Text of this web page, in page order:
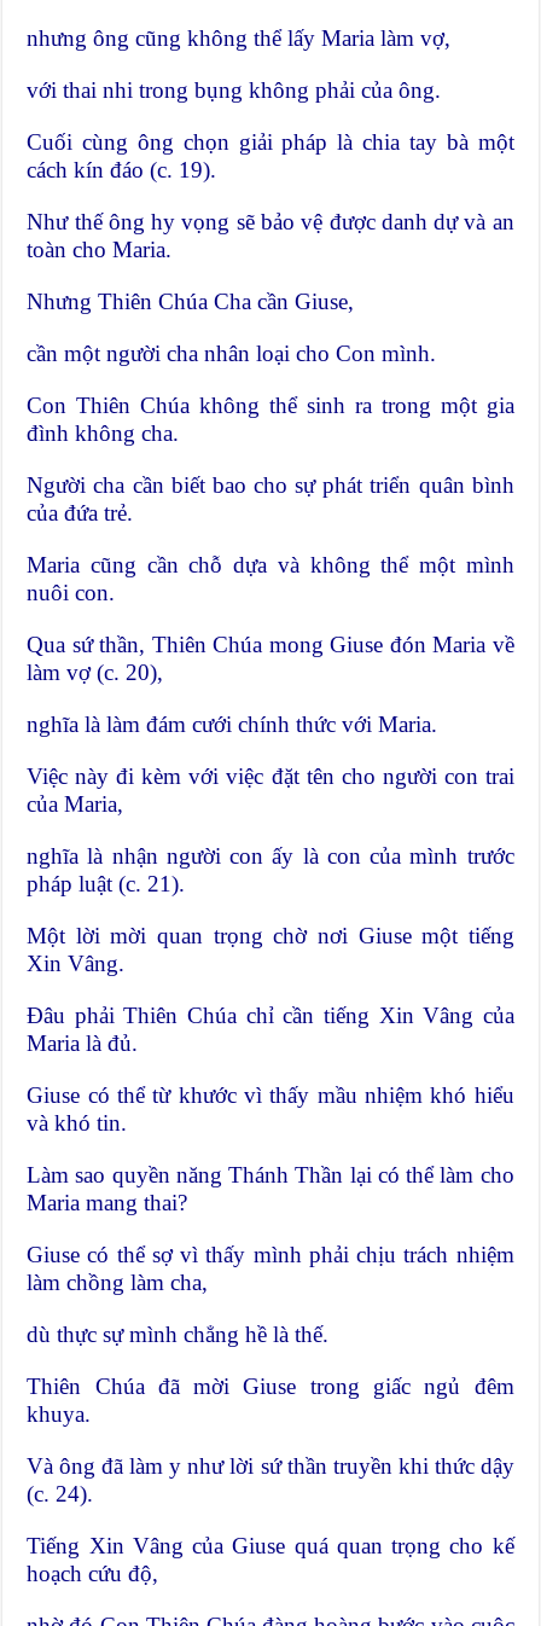
nhưng ông cũng không thể lấy Maria làm vợ,
với thai nhi trong bụng không phải của ông.
Cuối cùng ông chọn giải pháp là chia tay bà một
cách kín đáo (c. 19).
Như thế ông hy vọng sẽ bảo vệ được danh dự và an
toàn cho Maria.
Nhưng Thiên Chúa Cha cần Giuse,
cần một người cha nhân loại cho Con mình.
Con Thiên Chúa không thể sinh ra trong một gia
đình không cha.
Người cha cần biết bao cho sự phát triển quân bình
của đứa trẻ.
Maria cũng cần chỗ dựa và không thể một mình
nuôi con.
Qua sứ thần, Thiên Chúa mong Giuse đón Maria về
làm vợ (c. 20),
nghĩa là làm đám cưới chính thức với Maria.
Việc này đi kèm với việc đặt tên cho người con trai
của Maria,
nghĩa là nhận người con ấy là con của mình trước
pháp luật (c. 21).
Một lời mời quan trọng chờ nơi Giuse một tiếng
Xin Vâng.
Đâu phải Thiên Chúa chỉ cần tiếng Xin Vâng của
Maria là đủ.
Giuse có thể từ khước vì thấy mầu nhiệm khó hiểu
và khó tin.
Làm sao quyền năng Thánh Thần lại có thể làm cho
Maria mang thai?
Giuse có thể sợ vì thấy mình phải chịu trách nhiệm
làm chồng làm cha,
dù thực sự mình chẳng hề là thế.
Thiên Chúa đã mời Giuse trong giấc ngủ đêm
khuya.
Và ông đã làm y như lời sứ thần truyền khi thức dậy
(c. 24).
Tiếng Xin Vâng của Giuse quá quan trọng cho kế
hoạch cứu độ,